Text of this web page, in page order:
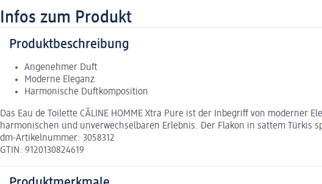
Infos zum Produkt
Produktbeschreibung
Angenehmer Duft
Moderne Eleganz
Harmonische Duftkomposition
Das Eau de Toilette CÂLINE HOMME Xtra Pure ist der Inbegriff von
harmonischen und unverwechselbaren Erlebnis. Der Flakon in sattem Türkis
dm-Artikelnummer: 3058312
GTIN: 9120130824619